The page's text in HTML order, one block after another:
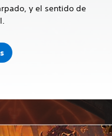
y el sentido de